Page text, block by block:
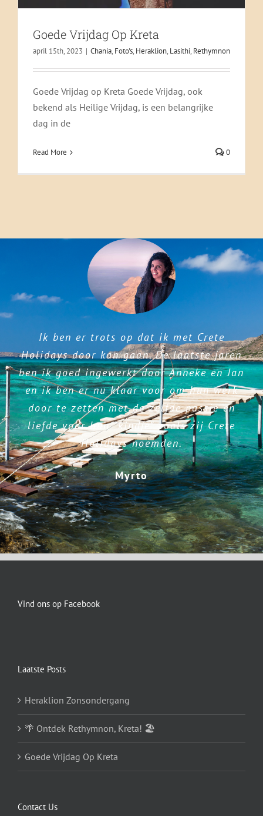
Goede Vrijdag Op Kreta
april 15th, 2023 | Chania, Foto's, Heraklion, Lasithi, Rethymnon
Goede Vrijdag op Kreta Goede Vrijdag, ook
bekend als Heilige Vrijdag, is een belangrijke
dag in de
Read More 0
Ik ben er trots op dat ik met Crete
Holidays door kan gaan. De laatste jaren
ben ik goed ingewerkt door Anneke en Jan
en ik ben er nu klaar voor om hun werk
door te zetten met de zelfde passie en
liefde voor hun “kindje” zoals zij Crete
Holidays noemden.
Myrto
Vind ons op Facebook
Laatste Posts
Heraklion Zonsondergang
🌴 Ontdek Rethymnon, Kreta! 🏖️
Goede Vrijdag Op Kreta
Contact Us